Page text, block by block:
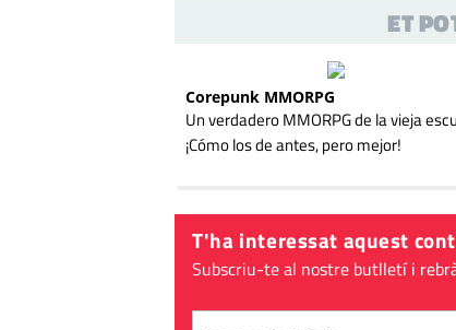
ET
Corepunk MMORPG
Un verdadero MMORPG de la vieja
¡Cómo los de antes, pero mejor!
T'ha interessat aquest
Subscriu-te al nostre butlletí i